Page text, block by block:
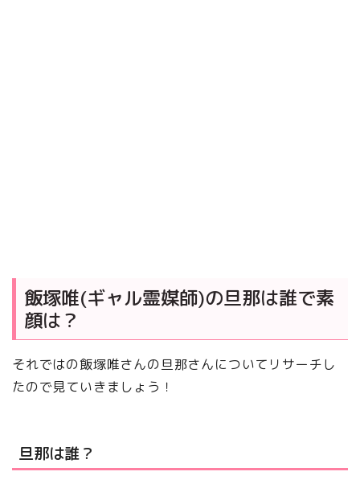
飯塚唯(ギャル霊媒師)の旦那は誰で素
顔は？
それではの飯塚唯さんの旦那さんについてリサーチし
たので見ていきましょう！
旦那は誰？